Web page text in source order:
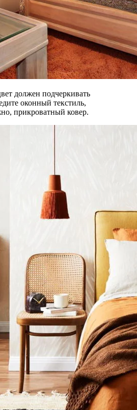
должен подчеркивать
оконный текстиль,
прикроватный ковер.